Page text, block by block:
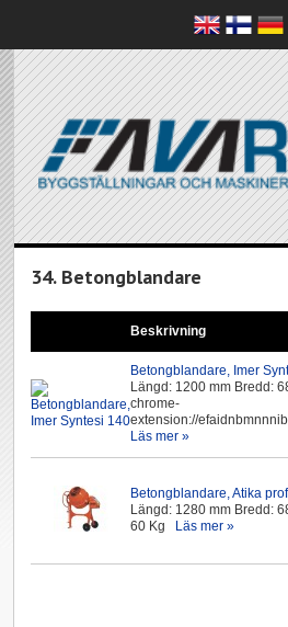
34. Betongblandare
Beskrivning
Betongblandare, Imer
Längd: 1200 mm Bredd:
chrome-
extension://
Läs mer »
Betongblandare, Atika
Längd: 1280 mm Bredd:
60 Kg
Läs mer »